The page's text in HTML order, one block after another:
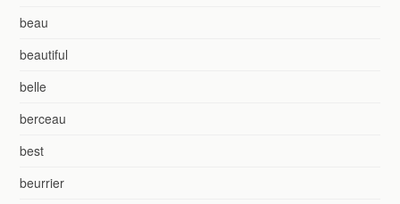
beau
beautiful
belle
berceau
best
beurrier